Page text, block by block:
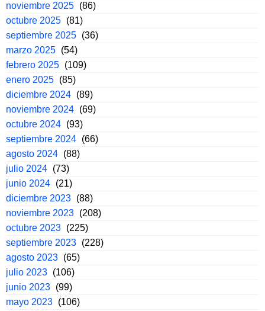
noviembre 2025 (86)
octubre 2025 (81)
septiembre 2025 (36)
marzo 2025 (54)
febrero 2025 (109)
enero 2025 (85)
diciembre 2024 (89)
noviembre 2024 (69)
octubre 2024 (93)
septiembre 2024 (66)
agosto 2024 (88)
julio 2024 (73)
junio 2024 (21)
diciembre 2023 (88)
noviembre 2023 (208)
octubre 2023 (225)
septiembre 2023 (228)
agosto 2023 (65)
julio 2023 (106)
junio 2023 (99)
mayo 2023 (106)